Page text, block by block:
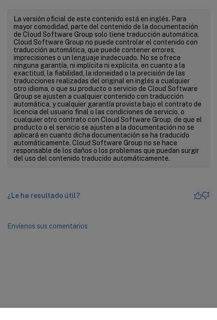
La versión oficial de este contenido está en inglés. Para
mayor comodidad, parte del contenido de la documentación
de Cloud Software Group solo tiene traducción automática.
Cloud Software Group no puede controlar el contenido con
traducción automática, que puede contener errores,
imprecisiones o un lenguaje inadecuado. No se ofrece
ninguna garantía, ni implícita ni explícita, en cuanto a la
exactitud, la fiabilidad, la idoneidad o la precisión de las
traducciones realizadas del original en inglés a cualquier
otro idioma, o que su producto o servicio de Cloud Software
Group se ajusten a cualquier contenido con traducción
automática, y cualquier garantía provista bajo el contrato de
licencia del usuario final o las condiciones de servicio, o
cualquier otro contrato con Cloud Software Group, de que el
producto o el servicio se ajusten a la documentación no se
aplicará en cuanto dicha documentación se ha traducido
automáticamente. Cloud Software Group no se hace
responsable de los daños o los problemas que puedan surgir
del uso del contenido traducido automáticamente.
¿Le ha resultado útil?
Envíenos sus comentarios